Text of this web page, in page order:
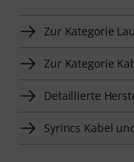
Zur Kategorie
Zur Kategorie
Detaillierte
Syrincs Kabel